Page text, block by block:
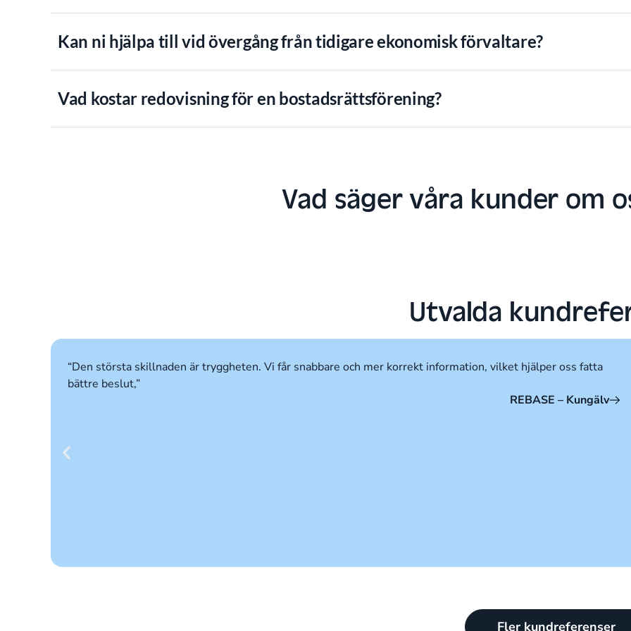
Kan ni hjälpa till vid övergång från tidigare ekonomisk förvaltare?
Vad kostar redovisning för en bostadsrättsförening?
Vad säger våra kunder om
Utvalda
“Den största skillnaden är tryggheten. Vi får snabbare och mer korrekt information, vilket hjälper oss fatta
bättre beslut,”
REBASE – Kungälv
Fler kundreferenser